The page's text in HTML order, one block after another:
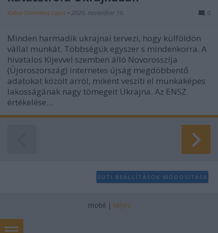
Kabai Domokos Lajos • 2020. november 16. 0
Minden harmadik ukrajnai tervezi, hogy külföldön
vállal munkát. Többségük egyszer s mindenkorra. A
hivatalos Kijevvel szemben álló Novorosszíja
(Újoroszország) internetes újság megdöbbentő
adatokat közölt arról, miként veszíti el munkaképes
lakosságának nagy tömegeit Ukrajna. Az ENSZ
értékelése…
SÜTI BEÁLLÍTÁSOK MÓDOSÍTÁSA
mobil | teljes